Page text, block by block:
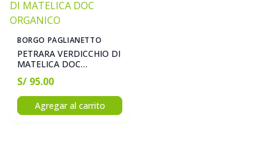
BORGO PAGLIANETTO
PETRARA VERDICCHIO DI
MATELICA DOC
S/ 95.00
Agregar al carrito